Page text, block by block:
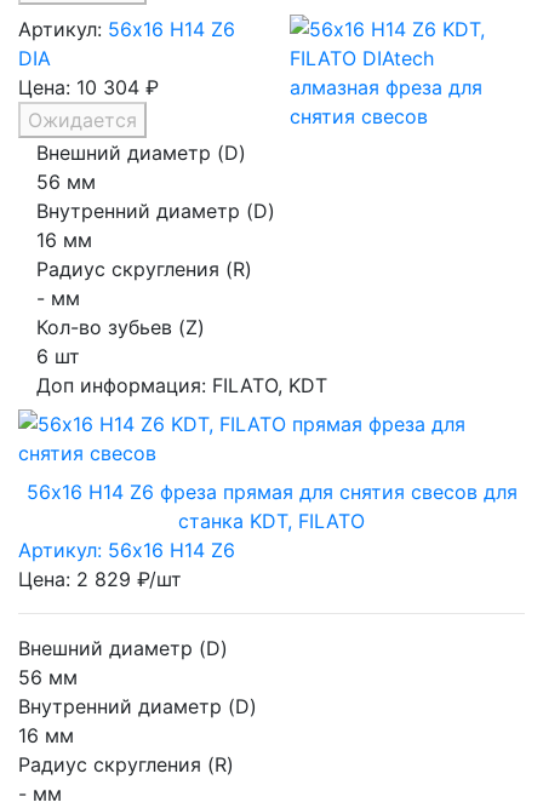
Артикул: 56х16 H14 Z6
DIA
Цена: 10 304 ₽
Ожидается
Внешний диаметр (D)
56 мм
Внутренний диаметр (D)
16 мм
Радиус скругления (R)
- мм
Кол-во зубьев (Z)
6 шт
Доп информация: FILATO, KDT
56х16 H14 Z6 фреза прямая для снятия свесов для
станка KDT, FILATO
Артикул: 56х16 H14 Z6
Цена: 2 829 ₽/шт
Внешний диаметр (D)
56 мм
Внутренний диаметр (D)
16 мм
Радиус скругления (R)
- мм